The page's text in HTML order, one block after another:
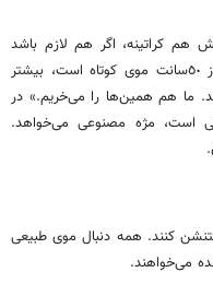
هم کراتینه، اگر هم لازم باشد
رنگ می‌کنند به سلیقه مشتری: «موی کمتر از ٥٠سانت موی کوتاه است، بیشتر
ما هم همین‌ها را می‌خریم.» در
است، مژه مصنوعی می‌خواهد.
کنند. همه دنبال موی طبیعی
می‌خواهند.